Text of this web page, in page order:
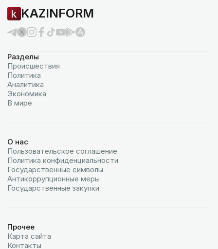
KAZINFORM
Разделы
Происшествия
Политика
Аналитика
Экономика
В мире
О нас
Пользовательское соглашение
Политика конфиденциальности
Государственные символы
Антикоррупционные меры
Государственные закупки
Прочее
Карта сайта
Контакты